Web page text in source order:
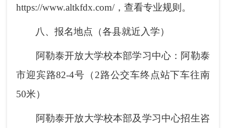
https://www.altkfdx.com/，查看专业规则。
八、报名地点（各县就近入学）
阿勒泰开放大学校本部学习中心：阿勒泰
市迎宾路82-4号（2路公交车终点站下车往南
50米）
阿勒泰开放大学校本部及学习中心招生咨